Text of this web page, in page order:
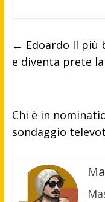
← Edoardo Il più
e diventa prete
Chi è in
sondaggio